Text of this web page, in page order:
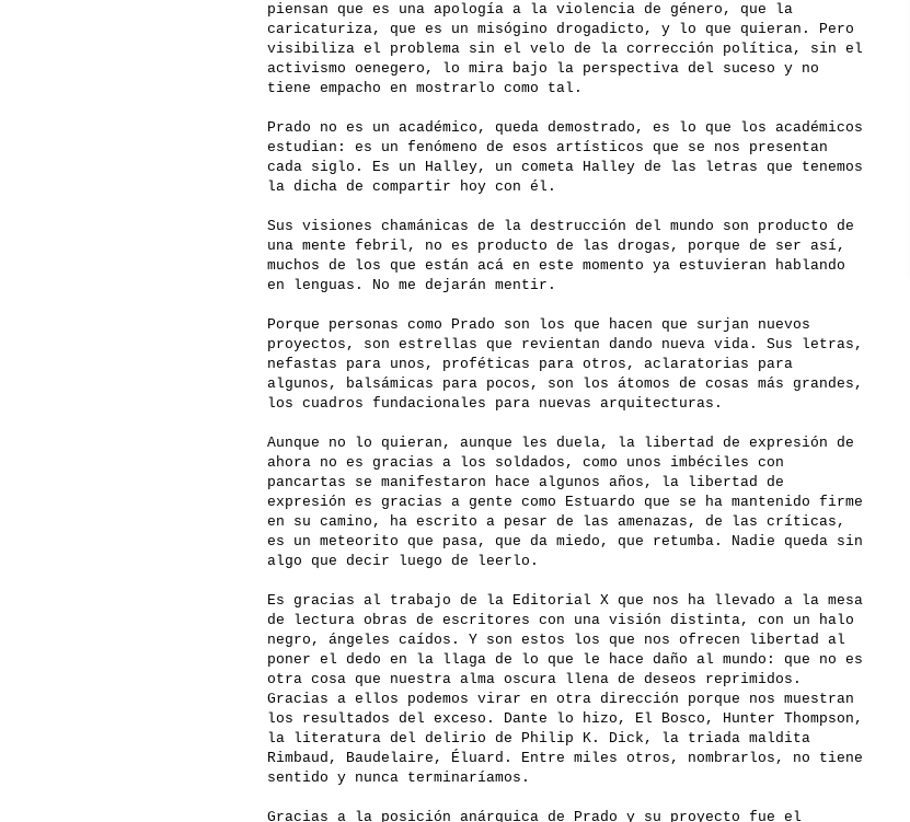
piensan que es una apología a la violencia de género, que la
caricaturiza, que es un misógino drogadicto, y lo que quieran. Pero
visibiliza el problema sin el velo de la corrección política, sin el
activismo oenegero, lo mira bajo la perspectiva del suceso y no
tiene empacho en mostrarlo como tal.
Prado no es un académico, queda demostrado, es lo que los académicos
estudian: es un fenómeno de esos artísticos que se nos presentan
cada siglo. Es un Halley, un cometa Halley de las letras que tenemos
la dicha de compartir hoy con él.
Sus visiones chamánicas de la destrucción del mundo son producto de
una mente febril, no es producto de las drogas, porque de ser así,
muchos de los que están acá en este momento ya estuvieran hablando
en lenguas. No me dejarán mentir.
Porque personas como Prado son los que hacen que surjan nuevos
proyectos, son estrellas que revientan dando nueva vida. Sus letras,
nefastas para unos, proféticas para otros, aclaratorias para
algunos, balsámicas para pocos, son los átomos de cosas más grandes,
los cuadros fundacionales para nuevas arquitecturas.
Aunque no lo quieran, aunque les duela, la libertad de expresión de
ahora no es gracias a los soldados, como unos imbéciles con
pancartas se manifestaron hace algunos años, la libertad de
expresión es gracias a gente como Estuardo que se ha mantenido firme
en su camino, ha escrito a pesar de las amenazas, de las críticas,
es un meteorito que pasa, que da miedo, que retumba. Nadie queda sin
algo que decir luego de leerlo.
Es gracias al trabajo de la Editorial X que nos ha llevado a la mesa
de lectura obras de escritores con una visión distinta, con un halo
negro, ángeles caídos. Y son estos los que nos ofrecen libertad al
poner el dedo en la llaga de lo que le hace daño al mundo: que no es
otra cosa que nuestra alma oscura llena de deseos reprimidos.
Gracias a ellos podemos virar en otra dirección porque nos muestran
los resultados del exceso. Dante lo hizo, El Bosco, Hunter Thompson,
la literatura del delirio de Philip K. Dick, la triada maldita
Rimbaud, Baudelaire, Éluard. Entre miles otros, nombrarlos, no tiene
sentido y nunca terminaríamos.
Gracias a la posición anárquica de Prado y su proyecto fue el